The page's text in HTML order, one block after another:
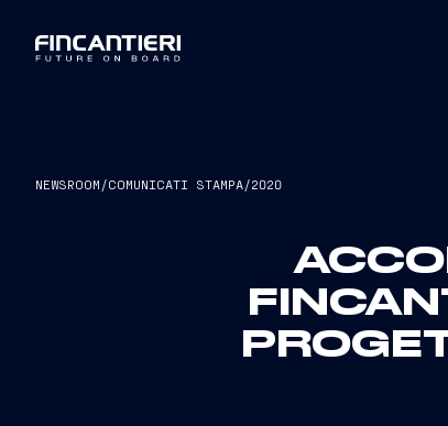
NEWSROOM /COMUNICATI STAMPA/2020